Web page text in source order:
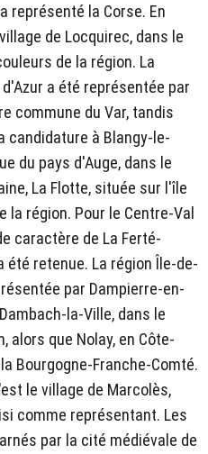
représenté la Corse. En
de Locquirec, dans le
de la région. La
a été représentée par
commune du Var, tandis
candidature à Blangy-le-
du pays d'Auge, dans le
La Flotte, située sur l'île
la région. Pour le Centre-Val
caractère de La Ferté-
été retenue. La région Île-de-
par Dampierre-en-
la-Ville, dans le
alors que Nolay, en Côte-
Bourgogne-Franche-Comté.
le village de Marcolès,
comme représentant. Les
par la cité médiévale de